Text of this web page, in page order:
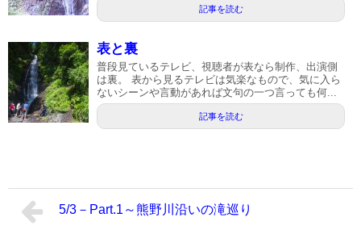
記事を読む
表と裏
普段見ているテレビ、視聴者が表なら制作、出演側
は裏。 表から見るテレビは気楽なもので、気に入ら
ないシーンや言動があれば文句の一つ言っても何...
記事を読む
5/3－Part.1～熊野川沿いの滝巡り